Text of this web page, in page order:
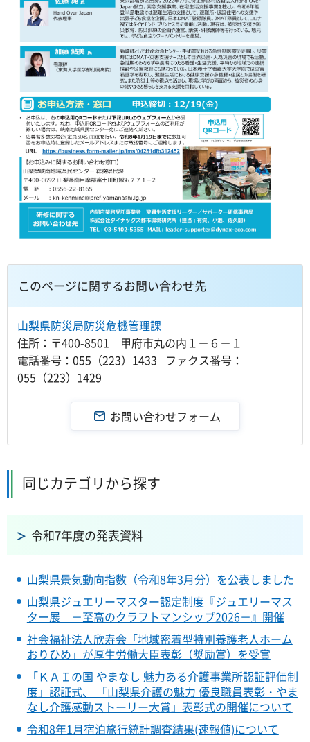
このページに関するお問い合わせ先
山梨県防災局防災危機管理課
住所：〒400-8501 甲府市丸の内１－６－１
電話番号：055（223）1433 ファクス番号：
055（223）1429
同じカテゴリから探す
令和7年度の発表資料
山梨県景気動向指数（令和8年3月分）を公表しました
山梨県ジュエリーマスター認定制度『ジュエリーマス
ター展 －至高のクラフトマンシップ2026－』開催
社会福祉法人欣寿会「地域密着型特別養護老人ホーム
おりひめ」が厚生労働大臣表彰（奨励賞）を受賞
「ＫＡＩの国 やまなし 魅力ある介護事業所認証評価制
度」認証式、 「山梨県介護の魅力 優良職員表彰・やま
なし介護感動ストーリー大賞」表彰式の開催について
令和8年1月宿泊旅行統計調査結果(速報値)について